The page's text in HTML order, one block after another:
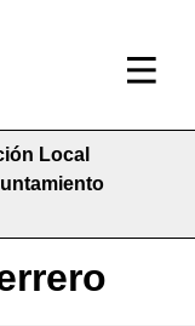
Local